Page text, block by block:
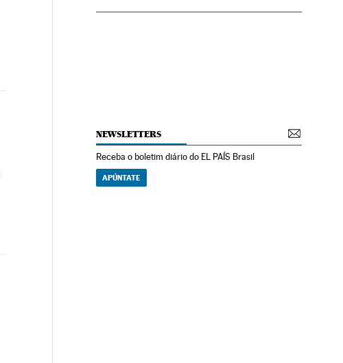
NEWSLETTERS
Receba o boletim diário do EL PAÍS Brasil
APÚNTATE